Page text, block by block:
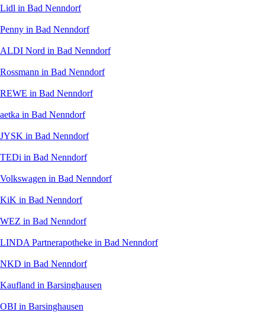
Lidl in Bad Nenndorf
Penny in Bad Nenndorf
ALDI Nord in Bad Nenndorf
Rossmann in Bad Nenndorf
REWE in Bad Nenndorf
aetka in Bad Nenndorf
JYSK in Bad Nenndorf
TEDi in Bad Nenndorf
Volkswagen in Bad Nenndorf
KiK in Bad Nenndorf
WEZ in Bad Nenndorf
LINDA Partnerapotheke in Bad Nenndorf
NKD in Bad Nenndorf
Kaufland in Barsinghausen
OBI in Barsinghausen